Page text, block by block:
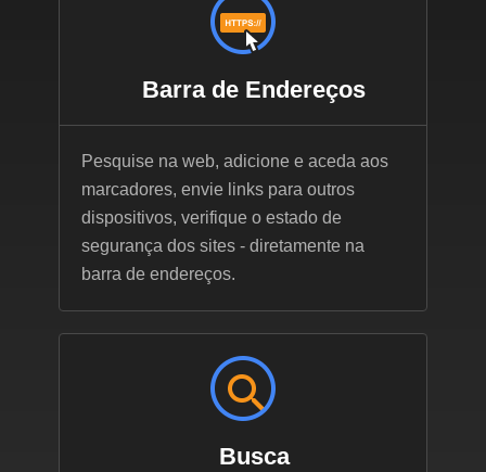
Barra de Endereços
Pesquise na web, adicione e aceda aos
marcadores, envie links para outros
dispositivos, verifique o estado de
segurança dos sites - diretamente na
barra de endereços.
Busca